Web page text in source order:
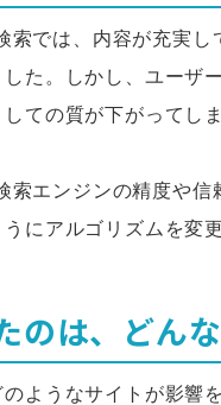
索では、内容が充実
した。しかし、ユーザ
ての質が下がってし
索エンジンの精度や
にアルゴリズムを変
のは、どん
ようなサイトが影響